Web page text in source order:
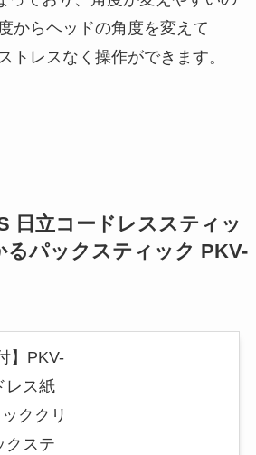
からヘッドの角度を変えて
トレスなく操作ができます。
日立コードレススティッ
るパックスティック PKV-
】PKV-
レス紙
ククリ
クステ